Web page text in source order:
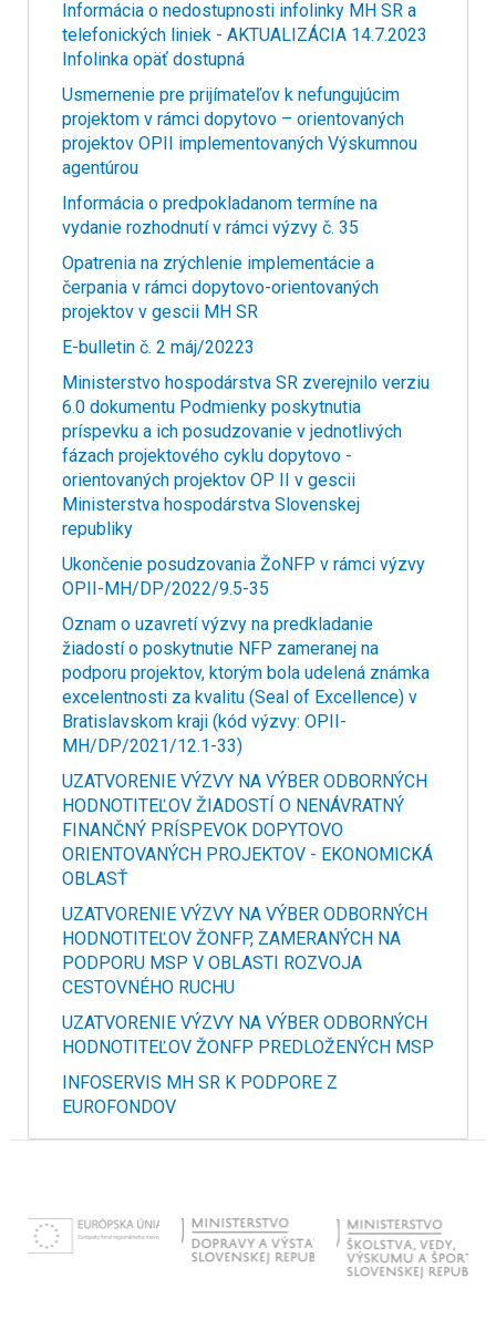
Informácia o nedostupnosti infolinky MH SR a
telefonických liniek - AKTUALIZÁCIA 14.7.2023
Infolinka opäť dostupná
Usmernenie pre prijímateľov k nefungujúcim
projektom v rámci dopytovo – orientovaných
projektov OPII implementovaných Výskumnou
agentúrou
Informácia o predpokladanom termíne na
vydanie rozhodnutí v rámci výzvy č. 35
Opatrenia na zrýchlenie implementácie a
čerpania v rámci dopytovo-orientovaných
projektov v gescii MH SR
E-bulletin č. 2 máj/20223
Ministerstvo hospodárstva SR zverejnilo verziu
6.0 dokumentu Podmienky poskytnutia
príspevku a ich posudzovanie v jednotlivých
fázach projektového cyklu dopytovo -
orientovaných projektov OP II v gescii
Ministerstva hospodárstva Slovenskej
republiky
Ukončenie posudzovania ŽoNFP v rámci výzvy
OPII-MH/DP/2022/9.5-35
Oznam o uzavretí výzvy na predkladanie
žiadostí o poskytnutie NFP zameranej na
podporu projektov, ktorým bola udelená známka
excelentnosti za kvalitu (Seal of Excellence) v
Bratislavskom kraji (kód výzvy: OPII-
MH/DP/2021/12.1-33)
UZATVORENIE VÝZVY NA VÝBER ODBORNÝCH
HODNOTITEĽOV ŽIADOSTÍ O NENÁVRATNÝ
FINANČNÝ PRÍSPEVOK DOPYTOVO
ORIENTOVANÝCH PROJEKTOV - EKONOMICKÁ
OBLASŤ
UZATVORENIE VÝZVY NA VÝBER ODBORNÝCH
HODNOTITEĽOV ŽONFP, ZAMERANÝCH NA
PODPORU MSP V OBLASTI ROZVOJA
CESTOVNÉHO RUCHU
UZATVORENIE VÝZVY NA VÝBER ODBORNÝCH
HODNOTITEĽOV ŽONFP PREDLOŽENÝCH MSP
INFOSERVIS MH SR K PODPORE Z
EUROFONDOV